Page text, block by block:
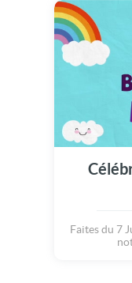
Faites du 7